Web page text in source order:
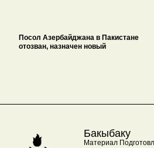
Посол Азербайджана в Пакистане
отозван, назначен новый
Бакыбаку
Материал